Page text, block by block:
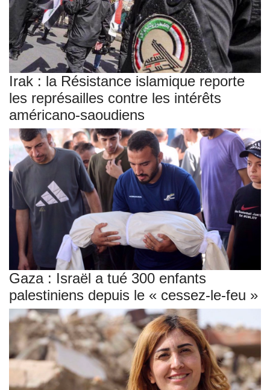
Irak : la Résistance islamique reporte
les représailles contre les intérêts
américano-saoudiens
Gaza : Israël a tué 300 enfants
palestiniens depuis le « cessez-le-feu »